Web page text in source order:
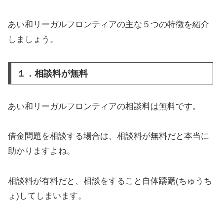
あい和リーガルフロンティアの主な５つの特徴を紹介
しましょう。
１．相談料が無料
あい和リーガルフロンティアの相談料は無料です。
借金問題を相談する場合は、相談料が無料だと本当に
助かりますよね。
相談料が有料だと、相談をすること自体躊躇(ちゅうち
ょ)してしまいます。